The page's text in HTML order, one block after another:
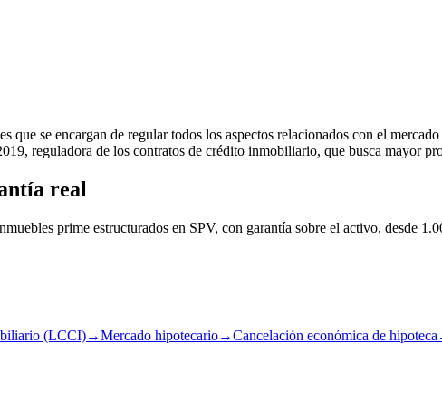
se encargan de regular todos los aspectos relacionados con el
reguladora de los contratos de crédito inmobiliario, que busca mayor
real
prime estructurados en SPV, con garantía sobre el activo, desde
(LCCI)→Mercado hipotecario→Cancelación económica de hipoteca